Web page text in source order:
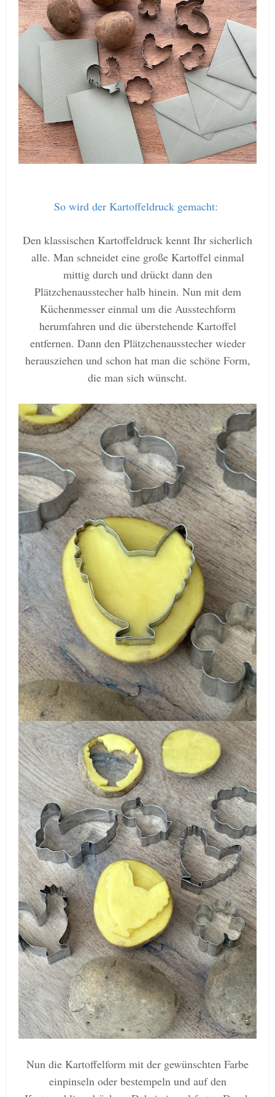
So wird der Kartoffeldruck gemacht:
Den klassischen Kartoffeldruck kennt Ihr sicherlich
alle. Man schneidet eine große Kartoffel einmal
mittig durch und drückt dann den
Plätzchenausstecher halb hinein. Nun mit dem
Küchenmesser einmal um die Ausstechform
herumfahren und die überstehende Kartoffel
entfernen. Dann den Plätzchenausstecher wieder
herausziehen und schon hat man die schöne Form,
die man sich wünscht.
Nun die Kartoffelform mit der gewünschten Farbe
einpinseln oder bestempeln und auf den